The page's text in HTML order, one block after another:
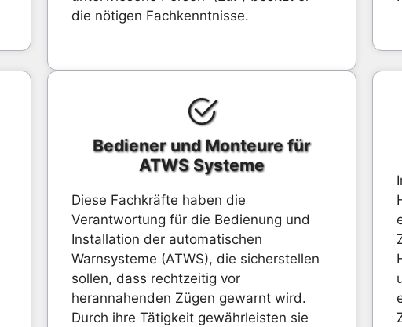
die nötigen Fachkenntnisse.
Bediener und Monteure für
ATWS Systeme
Diese Fachkräfte haben die
Verantwortung für die Bedienung und
Installation der automatischen
Warnsysteme (ATWS), die sicherstellen
sollen, dass rechtzeitig vor
herannahenden Zügen gewarnt wird.
Durch ihre Tätigkeit gewährleisten sie